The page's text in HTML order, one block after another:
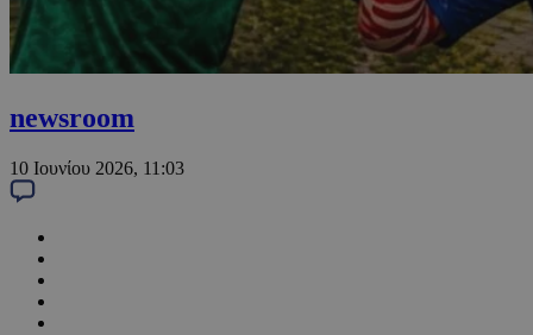
newsroom
10 Ιουνίου 2026, 11:03